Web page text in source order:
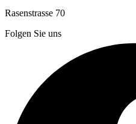
Rasenstrasse 70
Folgen Sie uns